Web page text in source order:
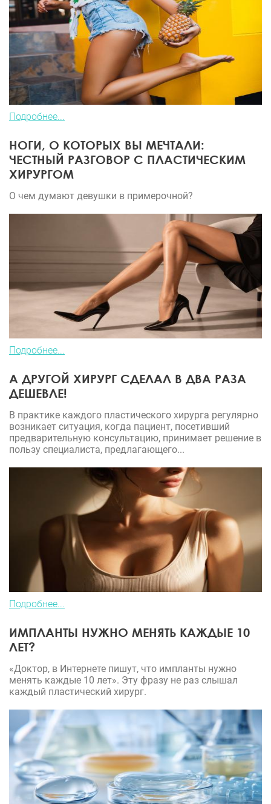
беспокоили тоже нет.Сейчас я с уверенностью
могу сказать,что я готова продолжить своё
преображение у Олеси Анатольевны Спасибо всем
кто оставляет отзывы,ведь я ориентировалась
именно по ним.И ещё одна особенность
доктора,она говорит так,как будет не даёт пустых
обещаний,что очень важно.Когда я пришла на 5
сказала,что мои швы и послеоперационный
вид,это лучшие что она видела за всю свою
практику Это дороговато стоит.Поэтому мои
слова благодарности доктору.Умница.
Подробнее...
НОГИ, О КОТОРЫХ ВЫ МЕЧТАЛИ:
ЧЕСТНЫЙ РАЗГОВОР С ПЛАСТИЧЕСКИМ
ХИРУРГОМ
О чем думают девушки в примерочной?
Подробнее...
А ДРУГОЙ ХИРУРГ СДЕЛАЛ В ДВА РАЗА
ДЕШЕВЛЕ!
В практике каждого пластического хирурга регулярно
возникает ситуация, когда пациент, посетивший
предварительную консультацию, принимает решение в
пользу специалиста, предлагающего...
Подробнее...
ИМПЛАНТЫ НУЖНО МЕНЯТЬ КАЖДЫЕ 10
ЛЕТ?
«Доктор, в Интернете пишут, что импланты нужно
менять каждые 10 лет». Эту фразу не раз слышал
каждый пластический хирург.